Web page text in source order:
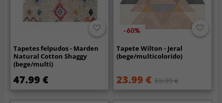
Tapetes felpudos - Marden
Natural Cotton Shaggy
(bege/multi)
47.99 €
-60%
Tapete Wilton - Jeral
(bege/multicolorido)
23.99 € 59.99 €